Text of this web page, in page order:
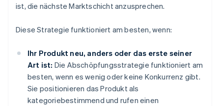
ist, die nächste Marktschicht anzusprechen.
Diese Strategie funktioniert am besten, wenn:
Ihr Produkt neu, anders oder das erste seiner
Art ist: Die Abschöpfungsstrategie funktioniert am
besten, wenn es wenig oder keine Konkurrenz gibt.
Sie positionieren das Produkt als
kategoriebestimmend und rufen einen